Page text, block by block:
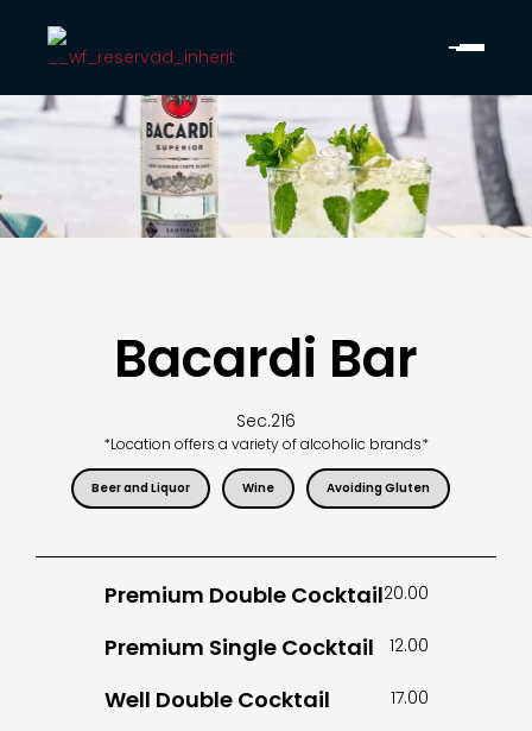
Bacardi Bar
Sec.216
*Location offers a variety of alcoholic brands*
Beer and Liquor Wine Avoiding Gluten
Premium Double Cocktail20.00
Premium Single Cocktail 12.00
Well Double Cocktail 17.00